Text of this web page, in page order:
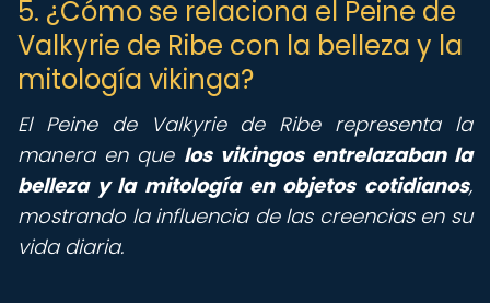
5. ¿Cómo se relaciona el Peine de
Valkyrie de Ribe con la belleza y la
mitología vikinga?
El Peine de Valkyrie de Ribe representa la
manera en que los vikingos entrelazaban la
belleza y la mitología en objetos cotidianos,
mostrando la influencia de las creencias en su
vida diaria.